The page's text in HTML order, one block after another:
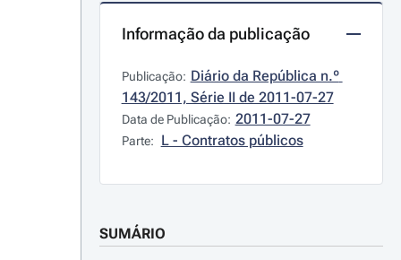
Informação da publicação
Publicação: Diário da República n.º
143/2011, Série II de 2011-07-27
Data de Publicação: 2011-07-27
Parte: L - Contratos públicos
SUMÁRIO